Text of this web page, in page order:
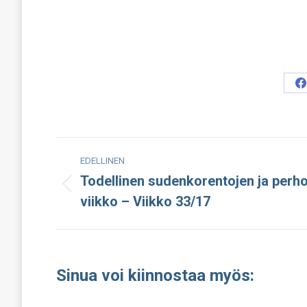
Post
navigation
EDELLINEN
julkaisu:
Todellinen sudenkorentojen ja
viikko – Viikko 33/17
Sinua voi kiinnostaa myös: